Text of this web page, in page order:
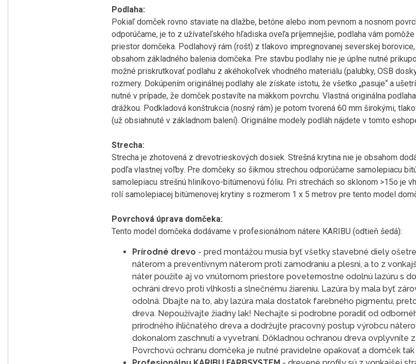
Podlaha:
Pokiaľ domček rovno staviate na dlažbe, betóne alebo inom pevnom a nosnom
odporúčame, je to z užívateľského hľadiska oveľa príjemnejšie, podlaha vám
priestor domčeka. Podlahový rám (rošt) z tlakovo impregnovanej severskej
obsahom základného balenia domčeka. Pre stavbu podlahy nie je úplne nutné
možné priskrutkovať podlahu z akéhokoľvek vhodného materiálu (palubky, OSB
rozmery. Dokúpením originálnej podlahy ale získate istotu, že všetko „pasuje“ a
nutné v prípade, že domček postavíte na mäkkom povrchu. Vlastná originálna
drážkou. Podkladová konštrukcia (nosný rám) je potom tvorená 60 mm širokými,
(už obsiahnuté v základnom balení). Originálne modely podláh nájdete v tomto
Strecha:
Strecha je zhotovená z drevotrieskových dosiek. Strešná krytina nie je obsahom
podľa vlastnej voľby. Pre domčeky so šikmou strechou odporúčame samolepiacu
samolepiacu strešnú hliníkovo-bitúmenovú fóliu. Pri strechách so sklonom >15o je
rolí samolepiacej bitúmenovej krytiny s rozmerom 1 x 5 metrov pre tento model
Povrchová úprava domčeka:
Tento model domčeka dodávame v profesionálnom nátere KARIBU (odtieň šedá):
Prírodné drevo - pred montážou musia byť všetky stavebné diely
náterom a preventívnym náterom proti zamodraniu a plesni, a to z
náter použite aj vo vnútornom priestore poveternostne odolnú lazúru s
ochráni drevo proti vlhkosti a slnečnému žiareniu. Lazúra by mala byť
odolná. Dbajte na to, aby lazúra mala dostatok farebného pigmentu,
dreva. Nepoužívajte žiadny lak! Nechajte si podrobne poradiť od
prírodného ihličnatého dreva a dodržujte pracovný postup výrobcu
dokonalom zaschnutí a vyvetraní. Dôkladnou ochranou dreva ovplyvníte
Povrchovú ochranu domčeka je nutné pravidelne opakovať a domček